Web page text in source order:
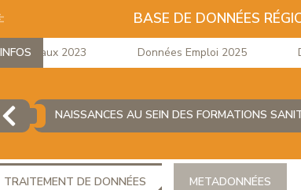
BASE DE DONNÉES
INFOS 2023 Données Emploi 2025
NAISSANCES AU SEIN DES FORMATIONS
TRAITEMENT DE DONNÉES METADONNÉES